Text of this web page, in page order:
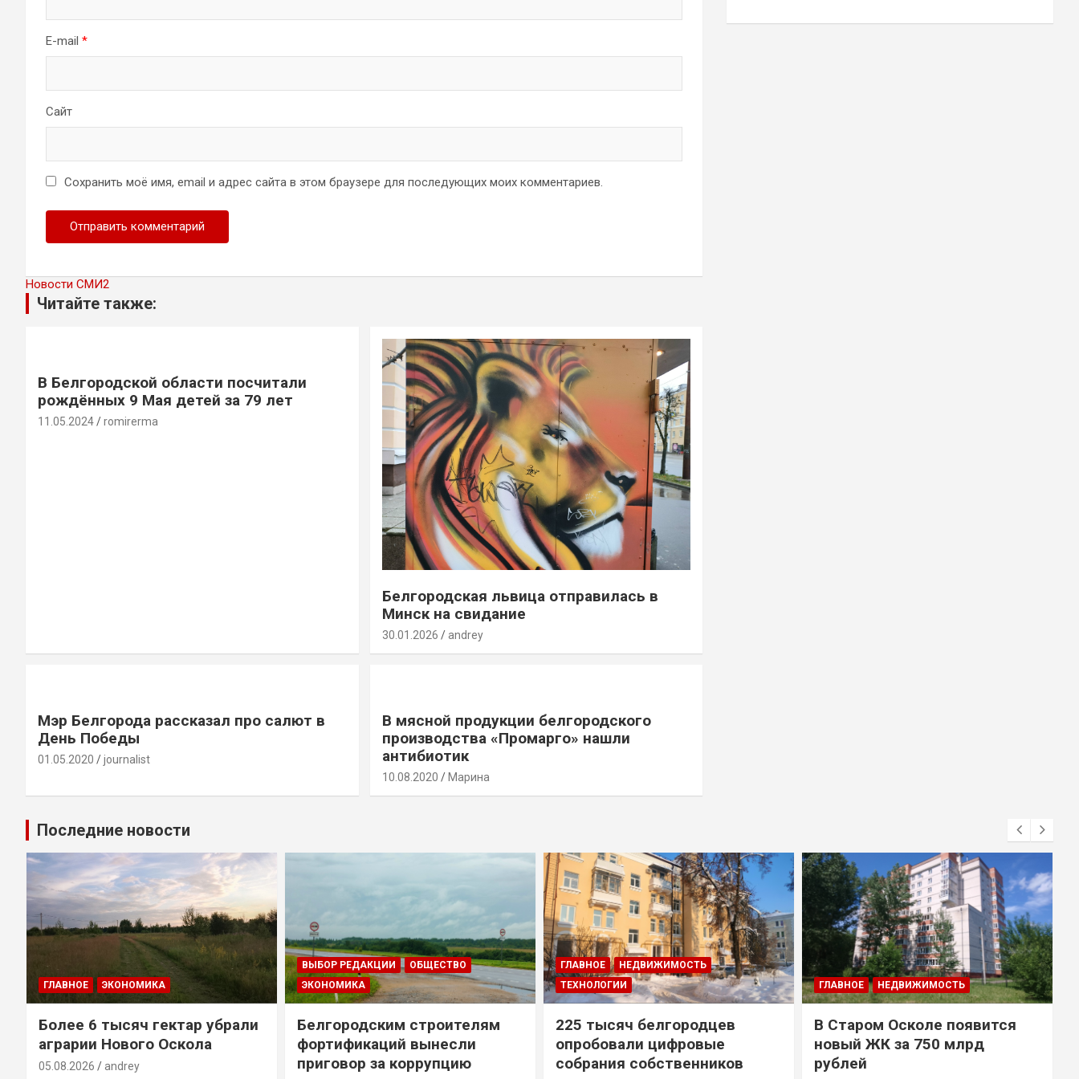
E-mail *
Сайт
Сохранить моё имя, email и адрес сайта в этом браузере для последующих моих комментариев.
Новости СМИ2
Читайте также:
В Белгородской области посчитали
рождённых 9 Мая детей за 79 лет
11.05.2024 romirerma
Белгородская львица отправилась в
Минск на свидание
30.01.2026 andrey
Мэр Белгорода рассказал про салют в
День Победы
01.05.2020 journalist
В мясной продукции белгородского
производства «Промарго» нашли
антибиотик
10.08.2020 Марина
Последние новости
ГЛАВНОЕ ЭКОНОМИКА
Более 6 тысяч гектар убрали
аграрии Нового Оскола
05.08.2026 andrey
ВЫБОР РЕДАКЦИИ
ОБЩЕСТВО
ЭКОНОМИКА
Белгородским строителям
фортификаций вынесли
приговор за коррупцию
ГЛАВНОЕ
НЕДВИЖИМОСТЬ
ТЕХНОЛОГИИ
225 тысяч белгородцев
опробовали цифровые
собрания собственников
ГЛАВНОЕ НЕДВИЖИМОСТЬ
В Старом Осколе появится
новый ЖК за 750 млрд
рублей